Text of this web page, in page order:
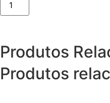
Produtos
Produtos